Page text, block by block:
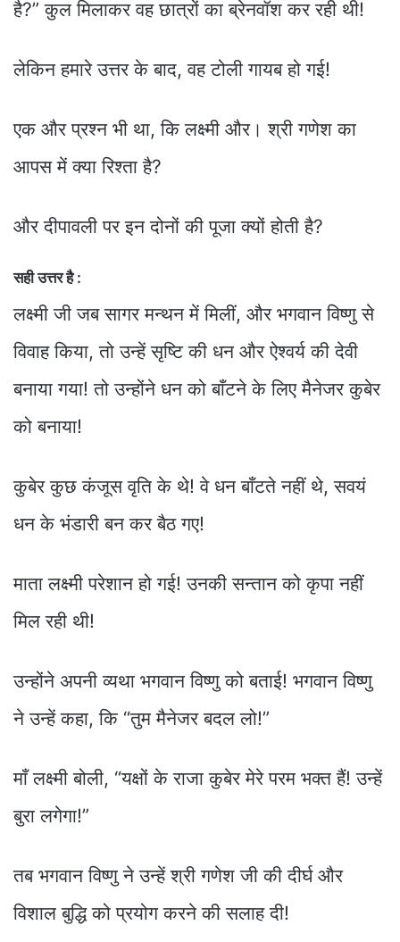
है?” कुल मिलाकर वह छात्रों का ब्रेनवॉश कर रही थी!
लेकिन हमारे उत्तर के बाद, वह टोली गायब हो गई!
एक और प्रश्न भी था, कि लक्ष्मी और। श्री गणेश का
आपस में क्या रिश्ता है?
और दीपावली पर इन दोनों की पूजा क्यों होती है?
सही उत्तर है :
लक्ष्मी जी जब सागर मन्थन में मिलीं, और भगवान विष्णु से
विवाह किया, तो उन्हें सृष्टि की धन और ऐश्वर्य की देवी
बनाया गया! तो उन्होंने धन को बाँटने के लिए मैनेजर कुबेर
को बनाया!
कुबेर कुछ कंजूस वृति के थे! वे धन बाँटते नहीं थे, सवयं
धन के भंडारी बन कर बैठ गए!
माता लक्ष्मी परेशान हो गई! उनकी सन्तान को कृपा नहीं
मिल रही थी!
उन्होंने अपनी व्यथा भगवान विष्णु को बताई! भगवान विष्णु
ने उन्हें कहा, कि “तुम मैनेजर बदल लो!”
माँ लक्ष्मी बोली, “यक्षों के राजा कुबेर मेरे परम भक्त हैं! उन्हें
बुरा लगेगा!”
तब भगवान विष्णु ने उन्हें श्री गणेश जी की दीर्घ और
विशाल बुद्धि को प्रयोग करने की सलाह दी!